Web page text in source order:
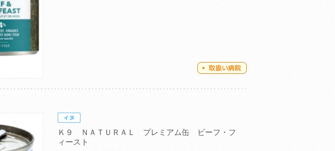
Ｋ９ ＮＡＴＵＲＡＬ プレミアム缶 ビーフ・フ
ィースト